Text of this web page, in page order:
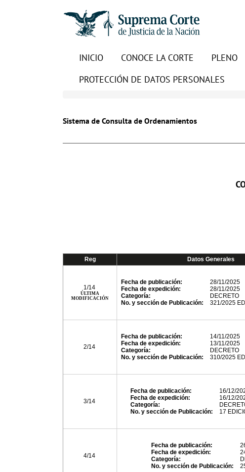
INICIO CONOCE LA CORTE PLENO
PROTECCIÓN DE DATOS PERSONALES
Sistema de Consulta de Ordenamientos
Reg Datos Generales
1/14
ÚLTIMA
MODIFICACIÓN
Fecha de publicación:
28/11/2025
Fecha de expedición:
28/11/2025
Categoría:
DECRETO
No. y sección de Publicación:
321/2025
2/14
Fecha de publicación:
14/11/2025
Fecha de expedición:
13/11/2025
Categoría:
DECRETO
No. y sección de Publicación:
310/2025
3/14
Fecha de publicación:
16/12/
Fecha de expedición:
16/12/
Categoría:
No. y sección de Publicación:
17
4/14
Fecha de publicación:
Fecha de expedición:
Categoría:
No. y sección de Publicación: